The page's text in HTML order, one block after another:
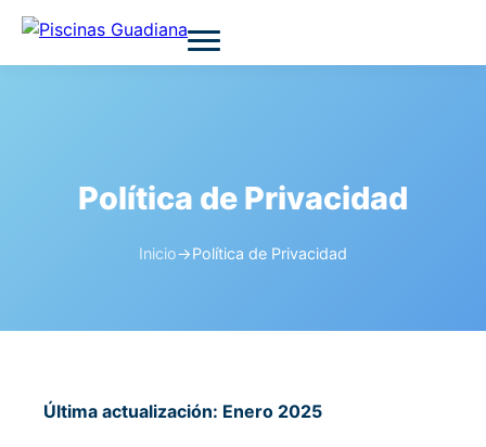
Política de Privacidad
Inicio→Política de Privacidad
Última actualización: Enero 2025